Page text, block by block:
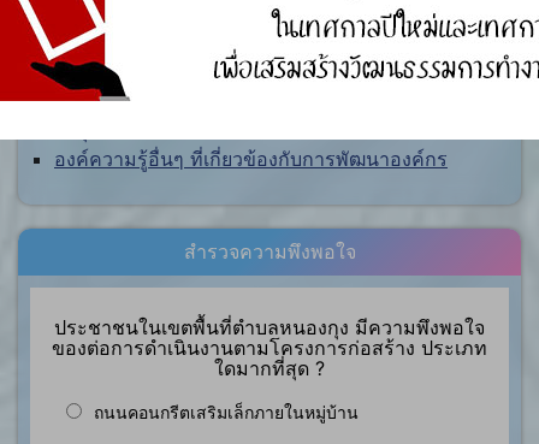
องค์ความรู้ที่สนับสนุน วิสัยทัศน์ พันธกิจ ยุทธศาสตร์
ขององค์กร
องค์ความรู้จากประสบการณ์ที่องค์กรได้สั่งสมมา
องค์ความรู้ที่ใช้แก้ไขปัญหาที่องค์กรประสบอยู่ใน
องค์ความรู้อื่นๆ ที่เกี่ยวข้องกับการพัฒนาองค์กร
สำรวจความพึงพอใจ
ประชาชนในเขตพื้นที่ตำบลหนองกุง มีความพึงพอใจ
ของต่อการดำเนินงานตามโครงการก่อสร้าง ประเภท
ใดมากที่สุด ?
ถนนคอนกรีตเสริมเล็กภายในหมู่บ้าน